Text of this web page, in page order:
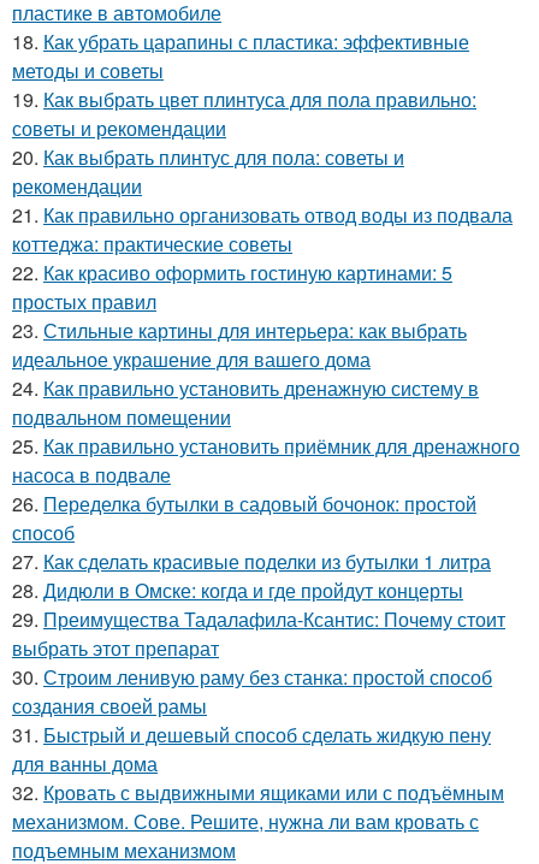
пластике в автомобиле
18. Как убрать царапины с пластика: эффективные
методы и советы
19. Как выбрать цвет плинтуса для пола правильно:
советы и рекомендации
20. Как выбрать плинтус для пола: советы и
рекомендации
21. Как правильно организовать отвод воды из подвала
коттеджа: практические советы
22. Как красиво оформить гостиную картинами: 5
простых правил
23. Стильные картины для интерьера: как выбрать
идеальное украшение для вашего дома
24. Как правильно установить дренажную систему в
подвальном помещении
25. Как правильно установить приёмник для дренажного
насоса в подвале
26. Переделка бутылки в садовый бочонок: простой
способ
27. Как сделать красивые поделки из бутылки 1 литра
28. Дидюли в Омске: когда и где пройдут концерты
29. Преимущества Тадалафила-Ксантис: Почему стоит
выбрать этот препарат
30. Строим ленивую раму без станка: простой способ
создания своей рамы
31. Быстрый и дешевый способ сделать жидкую пену
для ванны дома
32. Кровать с выдвижными ящиками или с подъёмным
механизмом. Сове. Решите, нужна ли вам кровать с
подъемным механизмом